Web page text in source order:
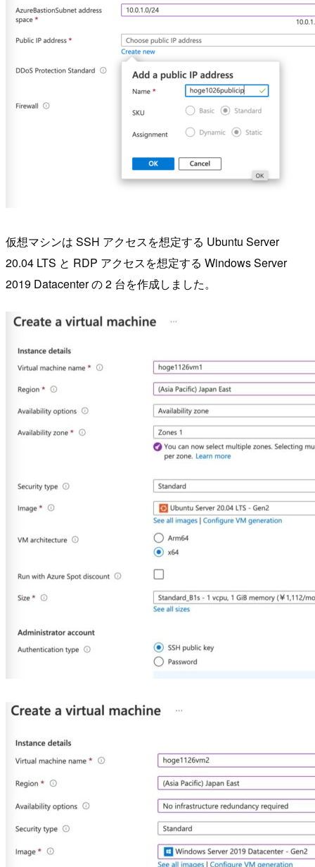
仮想マシンは SSH アクセスを想定する Ubuntu Server
20.04 LTS と RDP アクセスを想定する Windows Server
2019 Datacenter の 2 台を作成しました。